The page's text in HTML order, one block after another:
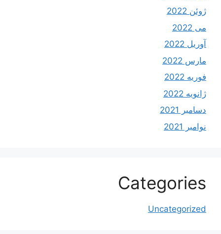
ژوئن 2022
می 2022
آوریل 2022
مارس 2022
فوریه 2022
ژانویه 2022
دسامبر 2021
نوامبر 2021
Categories
Uncategorized